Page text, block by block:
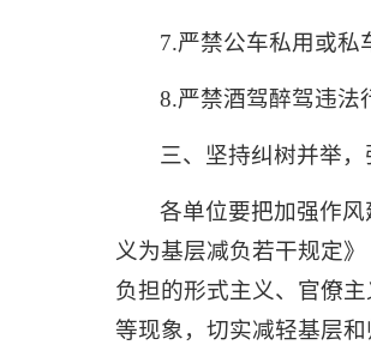
7.严禁公车私用或私
8.严禁酒驾醉驾违法
三、坚持纠树并举
各单位要把加强作
义为基层减负若干规定
负担的形式主义、官僚
等现象，切实减轻基层